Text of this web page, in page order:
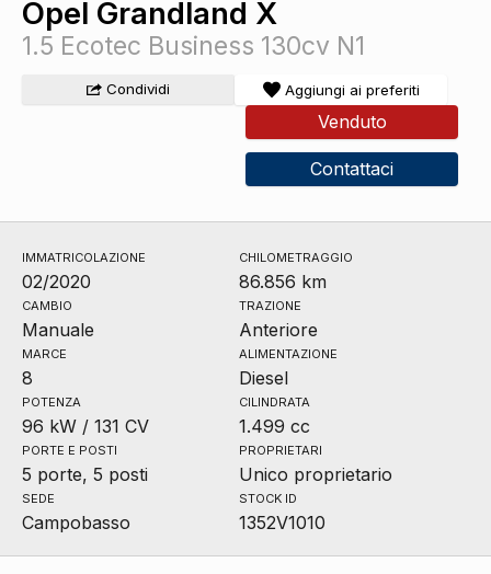
Opel Grandland X
1.5 Ecotec Business 130cv N1
Condividi Aggiungi ai preferiti
Venduto
Contattaci
IMMATRICOLAZIONE
02/2020
CHILOMETRAGGIO
86.856 km
CAMBIO
Manuale
TRAZIONE
Anteriore
MARCE
8
ALIMENTAZIONE
Diesel
POTENZA
96 kW / 131 CV
CILINDRATA
1.499 cc
PORTE E POSTI
5 porte, 5 posti
PROPRIETARI
Unico proprietario
SEDE
Campobasso
STOCK ID
1352V1010